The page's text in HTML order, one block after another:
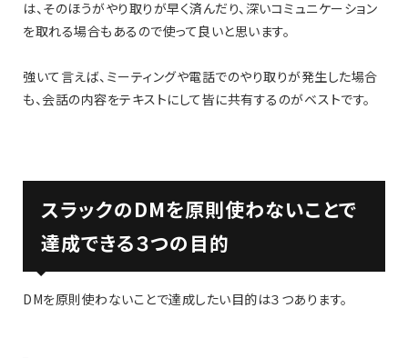
は、そのほうがやり取りが早く済んだり、深いコミュニケーション
を取れる場合もあるので使って良いと思います。
強いて言えば、ミーティングや電話でのやり取りが発生した場合
も、会話の内容をテキストにして皆に共有するのがベストです。
スラックのDMを原則使わないことで
達成できる３つの目的
DMを原則使わないことで達成したい目的は３つあります。